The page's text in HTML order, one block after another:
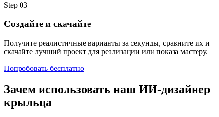
Step 03
Создайте и скачайте
Получите реалистичные варианты за секунды, сравните их и
скачайте лучший проект для реализации или показа мастеру.
Попробовать бесплатно
Зачем использовать наш ИИ-дизайнер
крыльца